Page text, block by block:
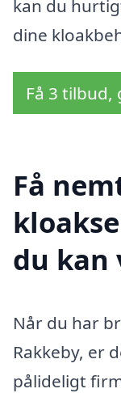
kan du
dine
Få 3
Få
du kan
Når du har
Rakkeby, er
pålideligt